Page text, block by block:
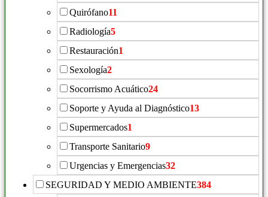
Quirófano11
Radiología5
Restauración1
Sexología2
Socorrismo Acuático24
Soporte y Ayuda al Diagnóstico13
Supermercados1
Transporte Sanitario9
Urgencias y Emergencias32
SEGURIDAD Y MEDIO AMBIENTE384